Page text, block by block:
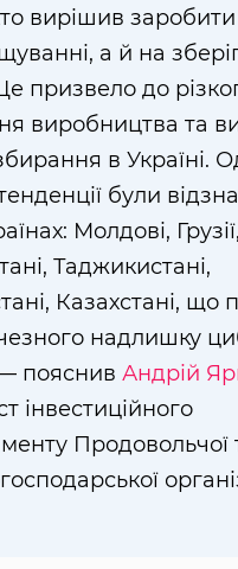
вирішив
а й на
призвело до
виробництва та
в Україні.
були
Молдові, Грузії,
Таджикистані,
Казахстані, що
надлишку
пояснив Андрій
інвестиційного
Продовольчої